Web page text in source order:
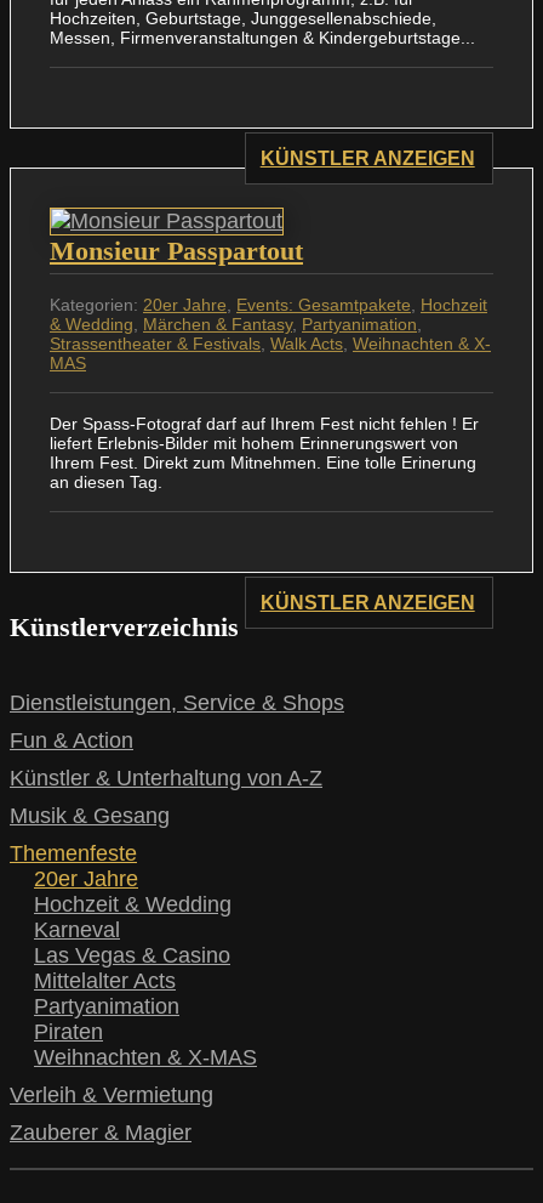
Hochzeiten, Geburtstage, Junggesellenabschiede,
Messen, Firmenveranstaltungen & Kindergeburtstage...
KÜNSTLER ANZEIGEN
Monsieur Passpartout
Kategorien: 20er Jahre Events: Gesamtpakete
Hochzeit
& Wedding
Märchen & Fantasy, Partyanimation
Strassentheater & Festivals Walk Acts Weihnachten & X-
MAS
Der Spass-Fotograf darf auf Ihrem Fest nicht fehlen ! Er
liefert Erlebnis-Bilder mit hohem Erinnerungswert von
Ihrem Fest. Direkt zum Mitnehmen. Eine tolle Erinerung
an diesen Tag.
KÜNSTLER ANZEIGEN
Künstlerverzeichnis
Dienstleistungen, Service & Shops
Fun & Action
Künstler & Unterhaltung von A-Z
Musik & Gesang
Themenfeste
20er Jahre
Hochzeit & Wedding
Karneval
Las Vegas & Casino
Mittelalter Acts
Partyanimation
Piraten
Weihnachten & X-MAS
Verleih & Vermietung
Zauberer & Magier